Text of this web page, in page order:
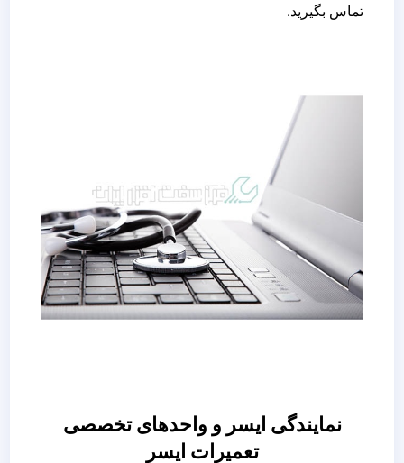
تماس بگیرید.
نمایندگی ایسر و واحدهای تخصصی
تعمیرات ایسر